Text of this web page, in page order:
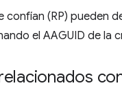
confían (RP) pueden
el AAGUID de la